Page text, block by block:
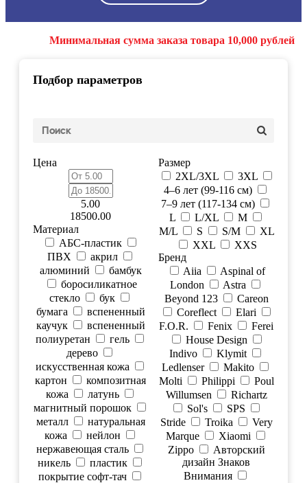
Минимальная сумма заказа товара 10,000 рублей
Подбор параметров
Цена
5.00
18500.00
Размер
2XL/3XL
3XL
4–6 лет (99-116 см)
7–9 лет (117-134 см)
L
L/XL
M
M/L
S S/M
XL
XXL
XXS
Материал
АБС-пластик
ПВХ
акрил
алюминий
бамбук
боросиликатное
стекло
бук
бумага
вспененный
каучук
вспененный
полиуретан
гель
дерево
искусственная кожа
картон
композитная
кожа
латунь
магнитный порошок
металл
натуральная
кожа
нейлон
нержавеющая сталь
никель
пластик
покрытие софт-тач
Бренд
Aiia
Aspinal of
London
Astra
Beyond 123
Careon
Coreflect
Elari
F.O.R.
Fenix
Ferei
House Design
Indivo
Klymit
Ledlenser
Makito
Molti
Philippi
Poul
Willumsen
Richartz
Sol's
SPS
Stride
Troika
Very
Marque
Xiaomi
Zippo
Авторский
дизайн Знаков
Внимания